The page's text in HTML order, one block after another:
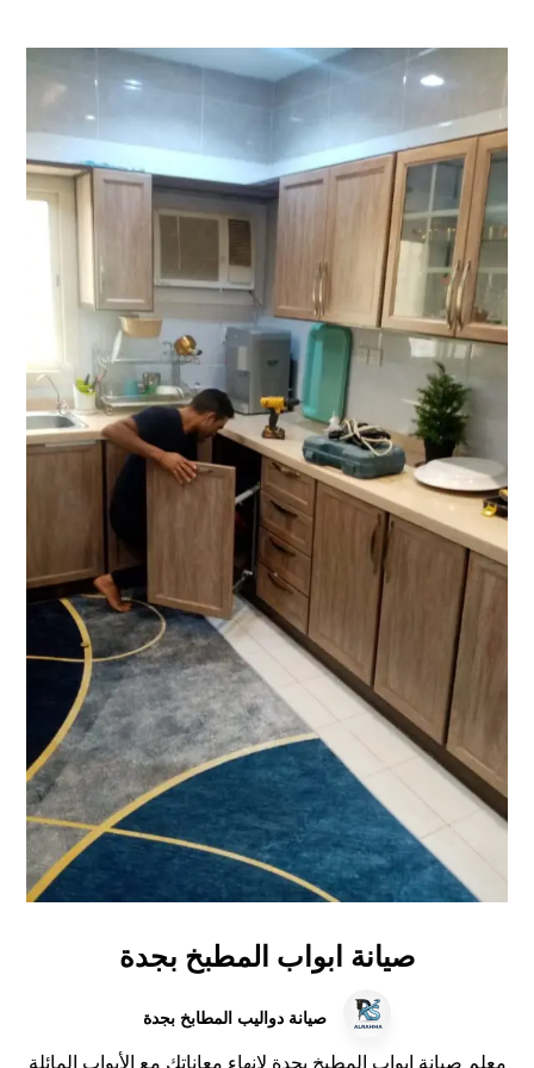
صيانة ابواب المطبخ بجدة
صيانة دواليب المطابخ بجدة
معلم صيانة ابواب المطبخ بجدة لإنهاء معاناتك مع الأبواب المائلة